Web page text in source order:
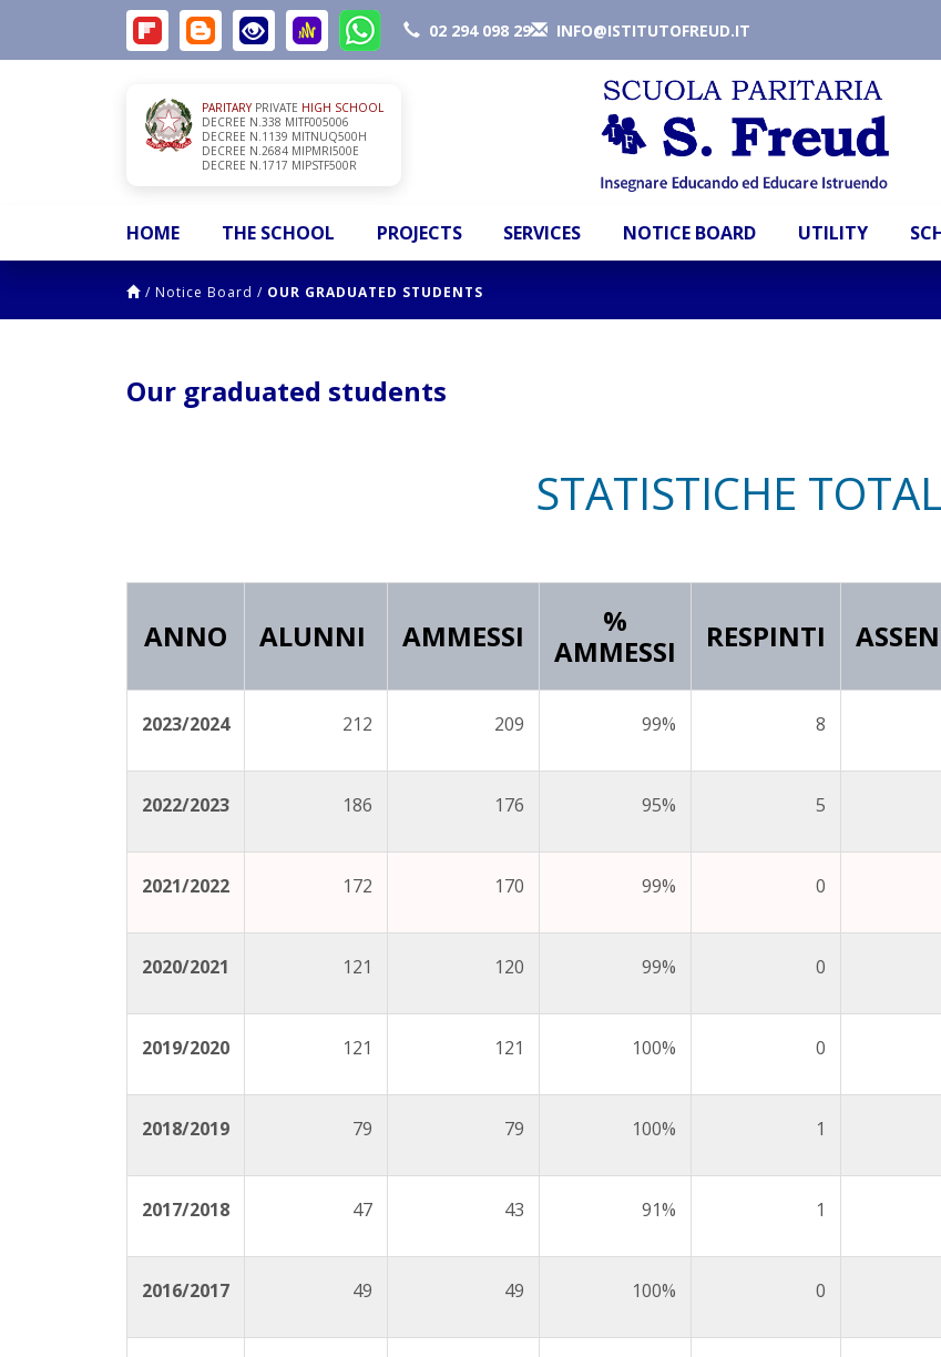
02 294 098 29 INFO@ISTITUTOFREUD.IT
PARITARY PRIVATE HIGH SCHOOL
DECREE N.338 MITF005006
DECREE N.1139 MITNUQ500H
DECREE N.2684 MIPMRI500E
DECREE N.1717 MIPSTF500R
HOME THE SCHOOL PROJECTS SERVICES NOTICE BOARD UTILITY
/ Notice Board / OUR GRADUATED STUDENTS
Our graduated students
STATISTICHE
ANNO ALUNNI AMMESSI
%
AMMESSI
RESPINTI
2023/2024 212 209 99% 8
2022/2023 186 176 95% 5
2021/2022 172 170 99% 0
2020/2021 121 120 99% 0
2019/2020 121 121 100% 0
2018/2019 79 79 100% 1
2017/2018 47 43 91% 1
2016/2017 49 49 100% 0